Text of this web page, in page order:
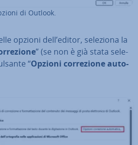
di Outlook.
opzioni dell’editor, seleziona la
” (se non è già stata se­le­
“Opzioni cor­re­zio­ne au­to­